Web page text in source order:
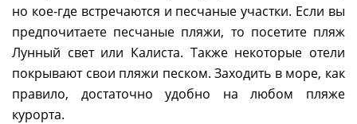
но кое-где встречаются и песчаные участки. Если вы
предпочитаете песчаные пляжи, то посетите пляж
Лунный свет или Калиста. Также некоторые отели
покрывают свои пляжи песком. Заходить в море, как
правило, достаточно удобно на любом пляже
курорта.